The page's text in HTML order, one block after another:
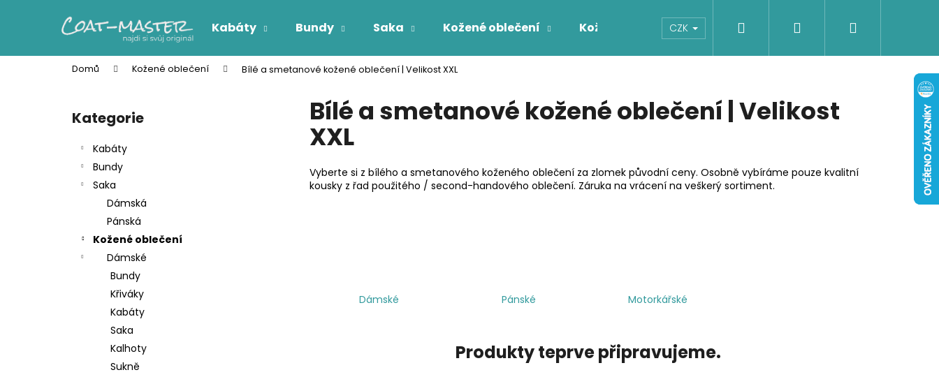
Kabáty Bundy Saka Kožené oblečení Kožichy Boty Dětské
CZK Přihlášení
Domů Kožené oblečení Bílé a smetanové kožené oblečení | Velikost XXL
Přeskočit
kategorie
Kategorie
Kabáty
Bundy
Saka
Dámská
Pánská
Kožené oblečení
Dámské
Bundy
Křiváky
Kabáty
Saka
Kalhoty
Sukně
Bílé a smetanové kožené oblečení | Velikost
XXL
Vyberte si z bílého a smetanového koženého oblečení za zlomek původní ceny. Osobně vybíráme pouze kvalitní
kousky z řad použitého / second-handového oblečení. Záruka na vrácení na veškerý sortiment.
Dámské Pánské Motorkářské
Produkty teprve připravujeme.
í
Zpět
do
obchodu
Zpět
do
obchodu
Co potřebujete najít?